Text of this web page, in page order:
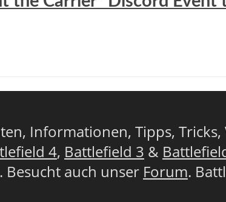
Informationen, Tipps,
4, Battlefield 3 &
auch unser Forum.